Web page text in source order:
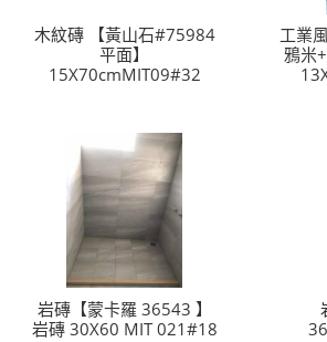
木紋磚 【黃山石#75984
平面】
15X70cmMIT09#32
工業
鴉米
岩磚【蒙卡羅 36543 】
岩磚 30X60 MIT 021#18